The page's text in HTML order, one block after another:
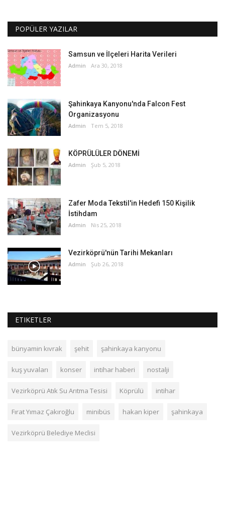
POPÜLER YAZILAR
Samsun ve İlçeleri Harita Verileri
Admin Ara 30, 2018
Şahinkaya Kanyonu'nda Falcon Fest
Organizasyonu
Admin Tem 5, 2018
KÖPRÜLÜLER DÖNEMİ
Admin Şub 5, 2018
Zafer Moda Tekstil'in Hedefi 150 Kişilik
İstihdam
Admin Nis 25, 2018
Vezirköprü'nün Tarihi Mekanları
Admin Şub 26, 2018
ETIKETLER
bünyamin kıvrak şehit şahinkaya kanyonu
kuş yuvaları konser intihar haberi nostalji
Vezirköprü Atık Su Arıtma Tesisi Köprülü intihar
Fırat Yımaz Çakıroğlu minibüs hakan kiper şahinkaya
Vezirköprü Belediye Meclisi